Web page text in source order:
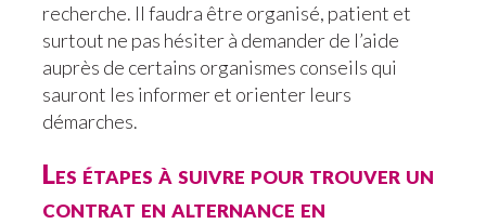
recherche. Il faudra être organisé, patient et
surtout ne pas hésiter à demander de l’aide
auprès de certains organismes conseils qui
sauront les informer et orienter leurs
démarches.
Les étapes à suivre pour trouver un
contrat en alternance en